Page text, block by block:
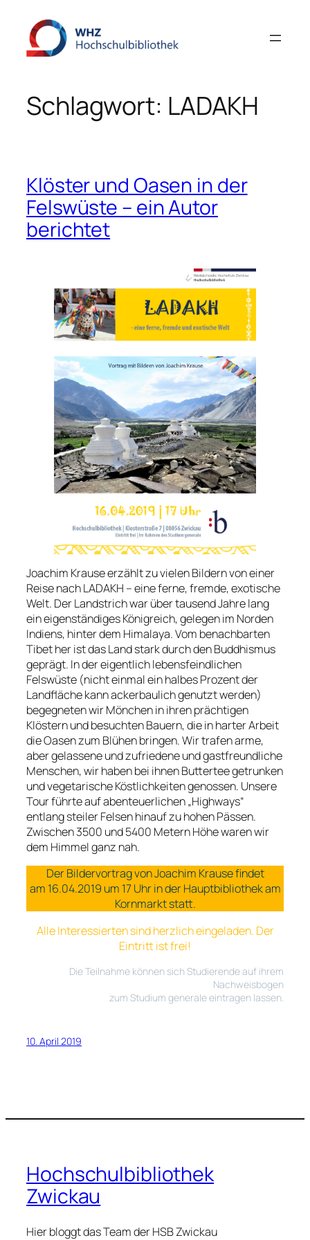
Inhalt
springen
Schlagwort: LADAKH
Klöster und Oasen in der
Felswüste – ein Autor
berichtet
Joachim Krause erzählt zu vielen Bildern von einer
Reise nach LADAKH – eine ferne, fremde, exotische
Welt. Der Landstrich war über tausend Jahre lang
ein eigenständiges Königreich, gelegen im Norden
Indiens, hinter dem Himalaya. Vom benachbarten
Tibet her ist das Land stark durch den Buddhismus
geprägt. In der eigentlich lebensfeindlichen
Felswüste (nicht einmal ein halbes Prozent der
Landfläche kann ackerbaulich genutzt werden)
begegneten wir Mönchen in ihren prächtigen
Klöstern und besuchten Bauern, die in harter Arbeit
die Oasen zum Blühen bringen. Wir trafen arme,
aber gelassene und zufriedene und gastfreundliche
Menschen, wir haben bei ihnen Buttertee getrunken
und vegetarische Köstlichkeiten genossen. Unsere
Tour führte auf abenteuerlichen „Highways“
entlang steiler Felsen hinauf zu hohen Pässen.
Zwischen 3500 und 5400 Metern Höhe waren wir
dem Himmel ganz nah.
Der Bildervortrag von Joachim Krause findet
am 16.04.2019 um 17 Uhr in der Hauptbibliothek am
Kornmarkt statt.
Alle Interessierten sind herzlich eingeladen. Der
Eintritt ist frei!
Die Teilnahme können sich Studierende auf ihrem
Nachweisbogen
zum Studium generale eintragen lassen.
10. April 2019
Hochschulbibliothek
Zwickau
Hier bloggt das Team der HSB Zwickau